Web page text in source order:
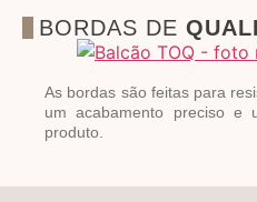
BORDAS DE
As bordas são feitas para
um acabamento preciso e
produto.